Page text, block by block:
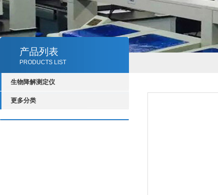
产品列表
PRODUCTS LIST
生物降解测定仪
更多分类